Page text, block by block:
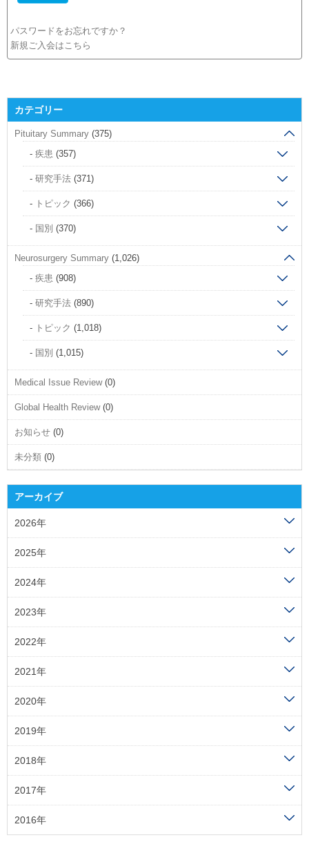
パスワードをお忘れですか？
新規ご入会はこちら
カテゴリー
Pituitary Summary (375)
疾患 (357)
研究手法 (371)
トピック (366)
国別 (370)
Neurosurgery Summary (1,026)
疾患 (908)
研究手法 (890)
トピック (1,018)
国別 (1,015)
Medical Issue Review(0)
Global Health Review(0)
お知らせ (0)
未分類 (0)
アーカイブ
2026年
2025年
2024年
2023年
2022年
2021年
2020年
2019年
2018年
2017年
2016年